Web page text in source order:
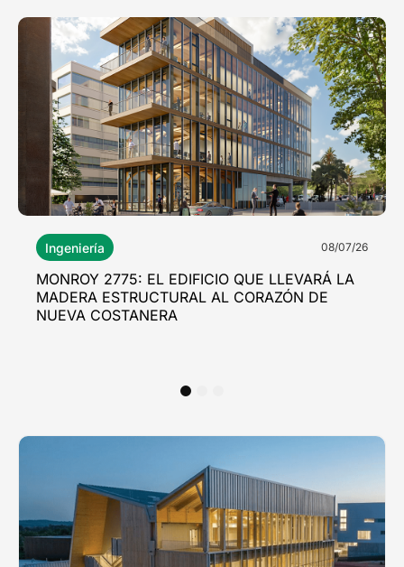
Ingeniería 08/07/26
MONROY 2775: EL EDIFICIO QUE LLEVARÁ LA
MADERA ESTRUCTURAL AL CORAZÓN DE
NUEVA COSTANERA